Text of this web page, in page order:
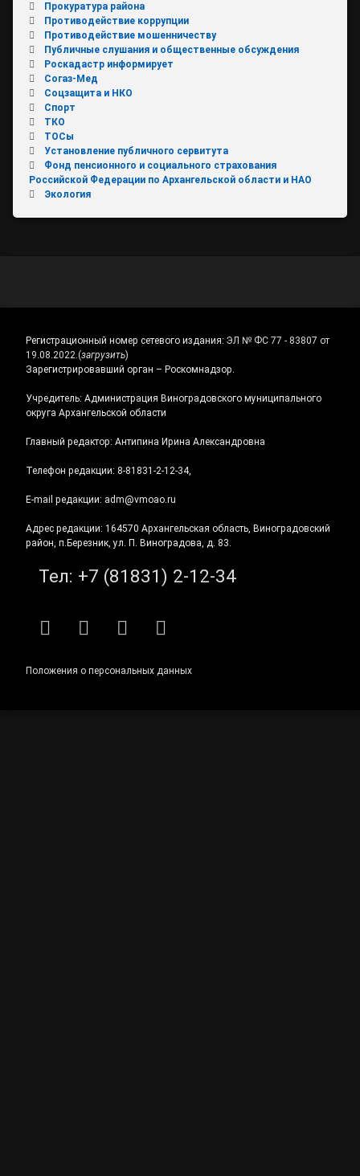
Прокуратура района
Противодействие коррупции
Противодействие мошенничеству
Публичные слушания и общественные обсуждения
Роскадастр информирует
Согаз-Мед
Соцзащита и НКО
Спорт
ТКО
ТОСы
Установление публичного сервитута
Фонд пенсионного и социального страхования
Российской Федерации по Архангельской области и НАО
Экология
Регистрационный номер сетевого издания: ЭЛ № ФС 77 - 83807 от
19.08.2022.(загрузить)
Зарегистрировавший орган – Роскомнадзор.
Учредитель: Администрация Виноградовского муниципального
округа Архангельской области
Главный редактор: Антипина Ирина Александровна
Телефон редакции: 8-81831-2-12-34,
E-mail редакции: adm@vmoao.ru
Адрес редакции: 164570 Архангельская область, Виноградовский
район, п.Березник, ул. П. Виноградова, д. 83.
Тел: +7 (81831) 2-12-34
RSS E-mailВКонтакте
Telegram
Положения о персональных данных